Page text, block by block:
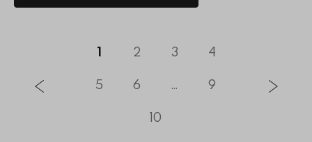
1 2 3 4
5 6 ... 9
10